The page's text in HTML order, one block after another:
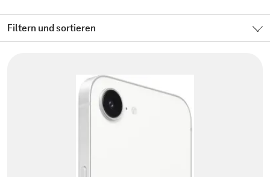
Filtern und sortieren